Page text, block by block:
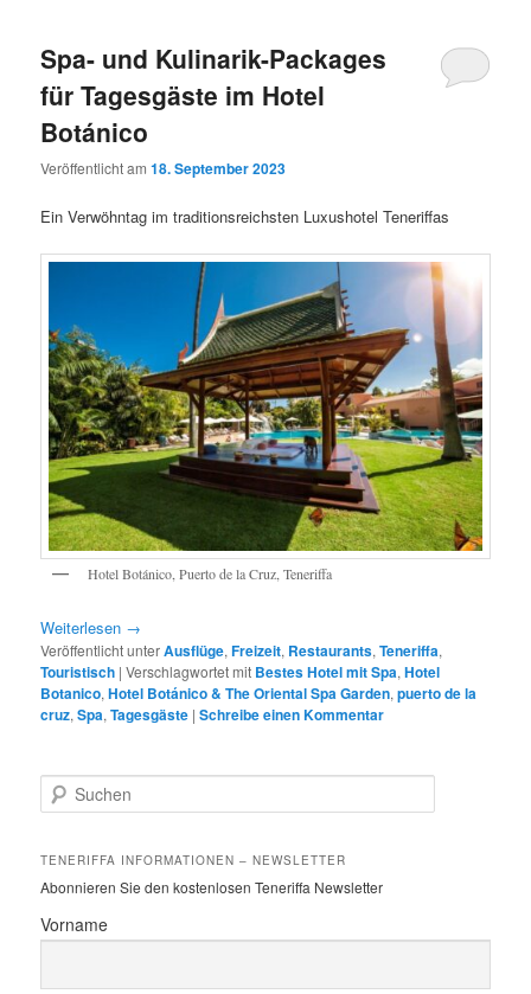
Spa- und Kulinarik-Packages
für Tagesgäste im Hotel
Botánico
Veröffentlicht am18. September 2023
Ein Verwöhntag im traditionsreichsten Luxushotel Teneriffas
Hotel Botánico, Puerto de la Cruz, Teneriffa
Weiterlesen →
Veröffentlicht unterAusflüge,Freizeit, Restaurants,Teneriffa,
Touristisch |Verschlagwortet mit Bestes Hotel mit Spa,Hotel
Botanico,Hotel Botánico & The Oriental Spa Garden,puerto de la
cruz,Spa,Tagesgäste |Schreibe einen Kommentar
u
h
n
TENERIFFA INFORMATIONEN – NEWSLETTER
Abonnieren Sie den kostenlosen Teneriffa Newsletter
Vorname